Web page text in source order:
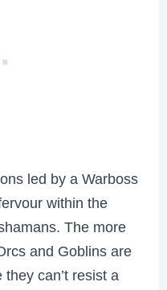
led by a Warboss
within the
The more
and Goblins are
can’t resist a